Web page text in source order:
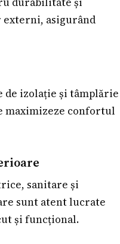
asigurând
de izolație și tâmplărie
maximizeze confortul
sanitare și
sunt atent lucrate
și funcțional.